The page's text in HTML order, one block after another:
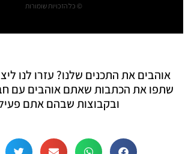
© כל הזכויות שומורות
אוהבים את התכנים שלנו? עזרו לנו
שתפו את הכתבות שאתם אוהבים עם
ובקבוצות שבהם אתם